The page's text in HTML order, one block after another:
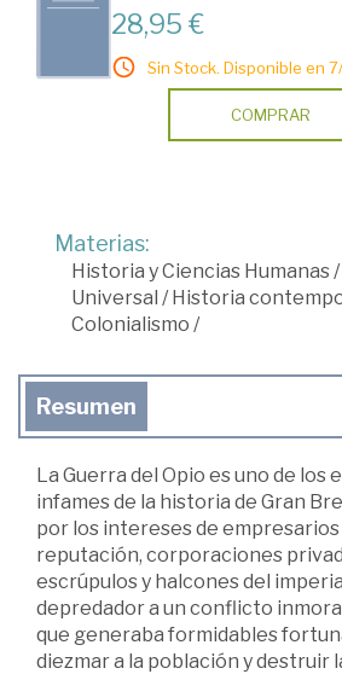
28,95 €
Sin Stock. Disponible en
COMPRAR
Materias:
Historia y Ciencias Humanas /
Universal /Historia
Colonialismo /
Resumen
La Guerra del Opio es uno de los
infames de la historia de Gran
por los intereses de empresarios
reputación, corporaciones
escrúpulos y halcones del
depredador a un conflicto
que generaba formidables
diezmar a la población y destruir